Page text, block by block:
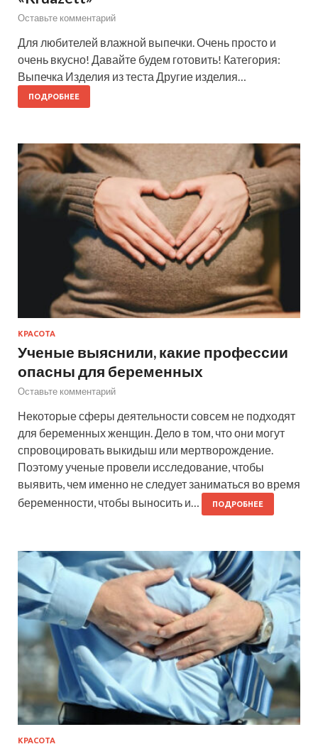
Оставьте комментарий
Для любителей влажной выпечки. Очень просто и
очень вкусно! Давайте будем готовить! Категория:
Выпечка Изделия из теста Другие изделия…
ПОДРОБНЕЕ
КРАСОТА
Ученые выяснили, какие профессии
опасны для беременных
Оставьте комментарий
Некоторые сферы деятельности совсем не подходят
для беременных женщин. Дело в том, что они могут
спровоцировать выкидыш или мертворождение.
Поэтому ученые провели исследование, чтобы
выявить, чем именно не следует заниматься во время
беременности, чтобы выносить и…
ПОДРОБНЕЕ
КРАСОТА